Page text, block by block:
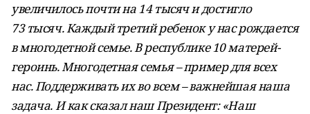
увеличилось почти на 14 тысяч и достигло
73 тысяч. Каждый третий ребенок у нас рождается
в многодетной семье. В республике 10 матерей-
героинь. Многодетная семья – пример для всех
нас. Поддерживать их во всем – важнейшая наша
задача. И как сказал наш Президент: «Наш